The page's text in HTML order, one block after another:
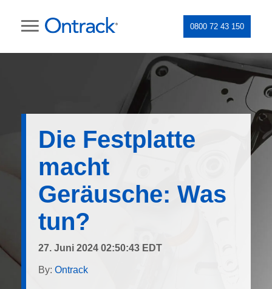
0800 72 43 150
Die Festplatte
macht
Geräusche: Was
tun?
27. Juni 2024 02:50:43 EDT
By: Ontrack